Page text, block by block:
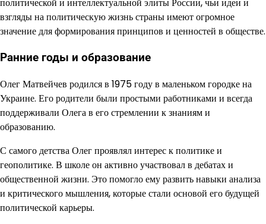
взгляды на политическую жизнь страны имеют огромное
значение для формирования принципов и ценностей в обществе.
Ранние годы и образование
Олег Матвейчев родился в 1975 году в маленьком городке на
Украине. Его родители были простыми работниками и всегда
поддерживали Олега в его стремлении к знаниям и
образованию.
С самого детства Олег проявлял интерес к политике и
геополитике. В школе он активно участвовал в дебатах и
общественной жизни. Это помогло ему развить навыки анализа
и критического мышления, которые стали основой его будущей
политической карьеры.